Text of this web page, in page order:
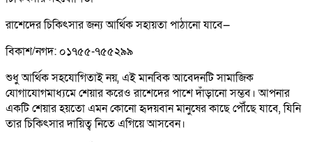
রাশেদের চিকিৎসার জন্য আর্থিক সহায়তা পাঠানো যাবে—
বিকাশ/নগদ: ০১৭৫৫-৭৫৫২৯৯
শুধু আর্থিক সহযোগিতাই নয়, এই মানবিক আবেদনটি সামাজিক
যোগাযোগমাধ্যমে শেয়ার করেও রাশেদের পাশে দাঁড়ানো সম্ভব। আপনার
একটি শেয়ার হয়তো এমন কোনো হৃদয়বান মানুষের কাছে পৌঁছে যাবে, যিনি
তার চিকিৎসার দায়িত্ব নিতে এগিয়ে আসবেন।